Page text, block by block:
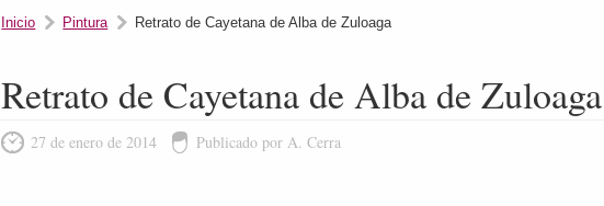
Inicio Pintura Retrato de Cayetana de Alba de Zuloaga
Retrato de Cayetana de Alba de Zuloaga
27 de enero de 2014 Publicado por A. Cerra